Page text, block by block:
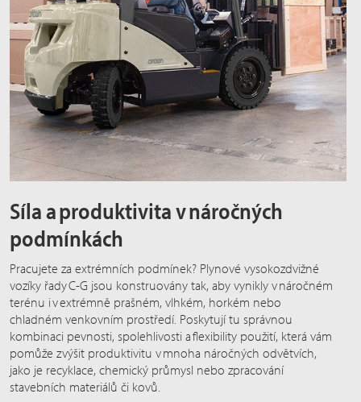
Síla a produktivita v náročných
podmínkách
Pracujete za extrémních podmínek? Plynové vysokozdvižné
vozíky řady C-G jsou konstruovány tak, aby vynikly v náročném
terénu i v extrémně prašném, vlhkém, horkém nebo
chladném venkovním prostředí. Poskytují tu správnou
kombinaci pevnosti, spolehlivosti a flexibility použití, která vám
pomůže zvýšit produktivitu v mnoha náročných odvětvích,
jako je recyklace, chemický průmysl nebo zpracování
stavebních materiálů či kovů.